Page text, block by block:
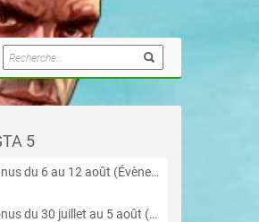
5
GTA Online : Détails des bonus du 6 au 12 août (Évènement « Braquages de l'été » - Suite et fin)
GTA Online : Détails des bonus du 30 juillet au 5 août (Évènement « Braquages d'été »)